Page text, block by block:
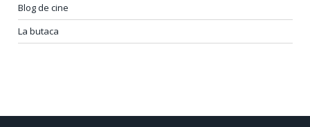
Blog de cine
La butaca